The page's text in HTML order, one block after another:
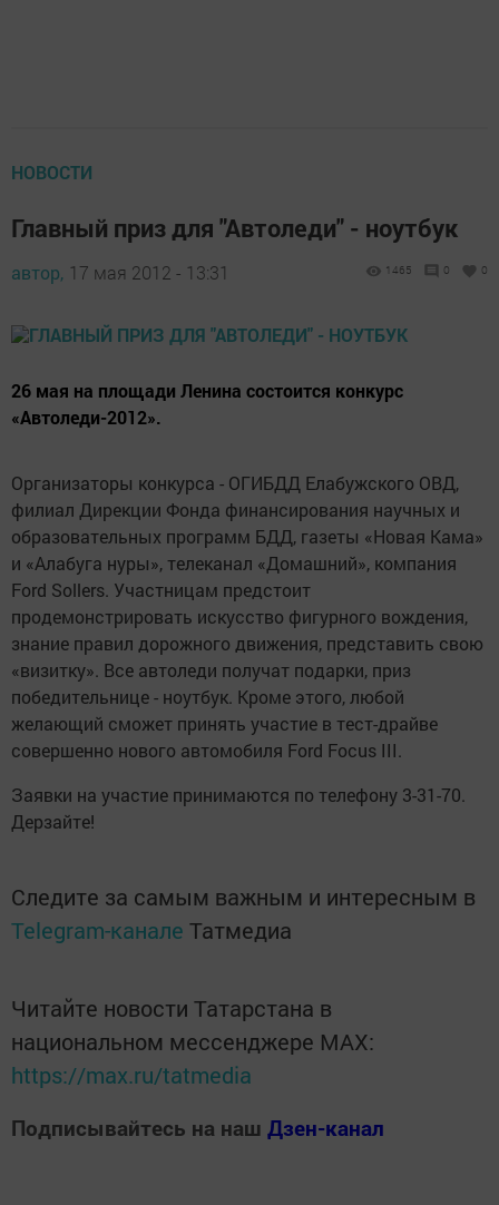
НОВОСТИ
Главный приз для "Автоледи" - ноутбук
автор, 17 мая 2012 - 13:31 1465 0 0
26 мая на площади Ленина состоится конкурс
«Автоледи-2012».
Организаторы конкурса - ОГИБДД Елабужского ОВД,
филиал Дирекции Фонда финансирования научных и
образовательных программ БДД, газеты «Новая Кама»
и «Алабуга нуры», телеканал «Домашний», компания
Ford Sollers. Участницам предстоит
продемонстрировать искусство фигурного вождения,
знание правил дорожного движения, представить свою
«визитку». Все автоледи получат подарки, приз
победительнице - ноутбук. Кроме этого, любой
желающий сможет принять участие в тест-драйве
совершенно нового автомобиля Ford Focus III.
Заявки на участие принимаются по телефону 3-31-70.
Дерзайте!
Следите за самым важным и интересным в
Telegram-канале Татмедиа
Читайте новости Татарстана в
национальном мессенджере MАХ:
https://max.ru/tatmedia
Подписывайтесь на наш Дзен-канал